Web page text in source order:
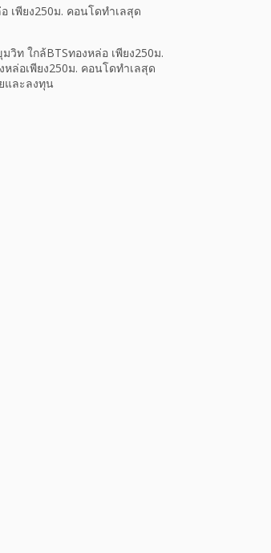
เพียง250ม. คอนโดทำเลสุด
ท ใกล้BTSทองหล่อ เพียง250ม.
ล่อเพียง250ม. คอนโดทำเลสุด
และลงทุน